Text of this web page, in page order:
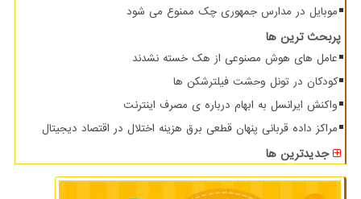
موبایل در مدارس جمهوری چک ممنوع می شود
پربحث ترین ها
عامل های هوش مصنوعی از هک خسته نشدند
کودکان در تونل وحشت فیلترشکن ها
واکنش ایرانسل به ابهام درباره ی مصرف اینترنت
مراکز داده قربانی پنهان قطعی برق هزینه اختلال در اقتصاد دیجیتال
جدیدترین ها